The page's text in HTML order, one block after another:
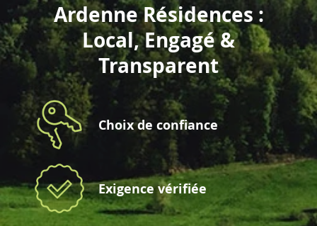
Ardenne Résidences :
Local, Engagé &
Transparent
Choix de confiance
Exigence vérifiée